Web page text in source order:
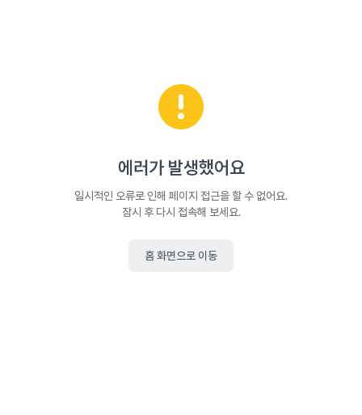
에러가 발생했어요
일시적인 오류로 인해 페이지 접근을 할 수 없어요.
잠시 후 다시 접속해 보세요.
홈 화면으로 이동